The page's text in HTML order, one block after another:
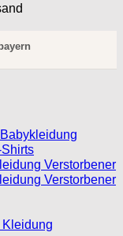
Verstorbener
Verstorbener